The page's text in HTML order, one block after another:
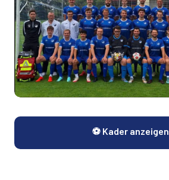
⚽ Kader anzeigen